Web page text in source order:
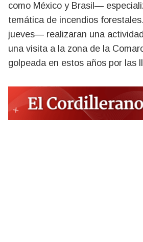
como México y Brasil—
temática de incendios
jueves— realizaran una
una visita a la zona de la
golpeada en estos años por las